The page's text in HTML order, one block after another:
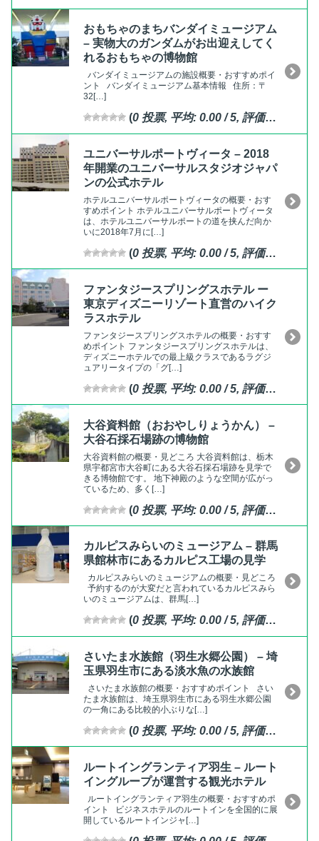
おもちゃのまちバンダイミュージアム
– 実物大のガンダムがお出迎えしてく
れるおもちゃの博物館
バンダイミュージアムの施設概要・おすすめポイ
ント バンダイミュージアム基本情報 住所：〒
32[…]
(0 投票, 平均: 0.00/ 5, 評価済
ユニバーサルポートヴィータ – 2018
年開業のユニバーサルスタジオジャパ
ンの公式ホテル
ホテルユニバーサルポートヴィータの概要・おす
すめポイント ホテルユニバーサルポートヴィータ
は、ホテルユニバーサルポートの道を挟んだ向か
いに2018年7月に[…]
(0 投票, 平均: 0.00 / 5, 評価済
ファンタジースプリングスホテル ー
東京ディズニーリゾート直営のハイク
ラスホテル
ファンタジースプリングスホテルの概要・おすす
めポイント ファンタジースプリングスホテルは、
ディズニーホテルでの最上級クラスであるラグジ
ュアリータイプの「グ[…]
(0 投票, 平均: 0.00 / 5, 評価済
大谷資料館（おおやしりょうかん） –
大谷石採石場跡の博物館
大谷資料館の概要・見どころ 大谷資料館は、栃木
県宇都宮市大谷町にある大谷石採石場跡を見学で
きる博物館です。 地下神殿のような空間が広がっ
ているため、多く[…]
(0 投票, 平均: 0.00 / 5, 評価済
カルピスみらいのミュージアム – 群馬
県館林市にあるカルピス工場の見学
カルピスみらいのミュージアムの概要・見どころ
予約するのが大変だと言われているカルピスみら
いのミュージアムは、群馬[…]
(0 投票, 平均: 0.00/ 5, 評価済
さいたま水族館（羽生水郷公園） – 埼
玉県羽生市にある淡水魚の水族館
さいたま水族館の概要・おすすめポイント さい
たま水族館は、埼玉県羽生市にある羽生水郷公園
の一角にある比較的小ぶりな[…]
(0 投票, 平均: 0.00 / 5, 評価済
ルートイングランティア羽生 – ルート
イングループが運営する観光ホテル
ルートイングランティア羽生の概要・おすすめポ
イント ビジネスホテルのルートインを全国的に展
開しているルートインジャ[…]